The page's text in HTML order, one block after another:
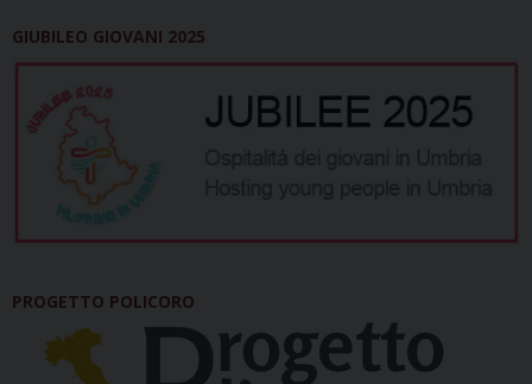
GIUBILEO GIOVANI 2025
PROGETTO POLICORO